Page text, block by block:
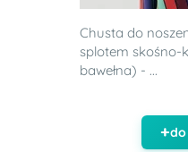
Chusta do
splotem skośno-
bawełna) - ...